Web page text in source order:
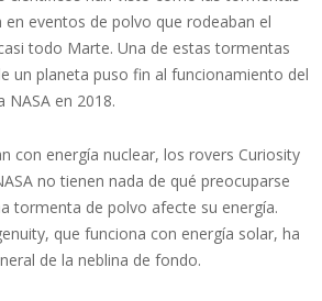
eventos de polvo que rodeaban el
todo Marte. Una de estas tormentas
un planeta puso fin al funcionamiento del
en 2018.
con energía nuclear, los rovers Curiosity
no tienen nada de qué preocuparse
tormenta de polvo afecte su energía.
que funciona con energía solar, ha
de la neblina de fondo.